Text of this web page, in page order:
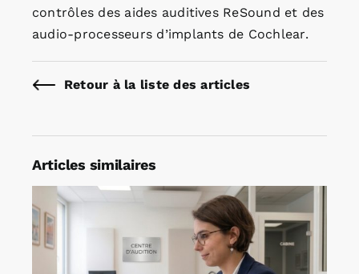
contrôles des aides auditives ReSound et des
audio-processeurs d’implants de Cochlear.
Retour à la liste des articles
Articles similaires